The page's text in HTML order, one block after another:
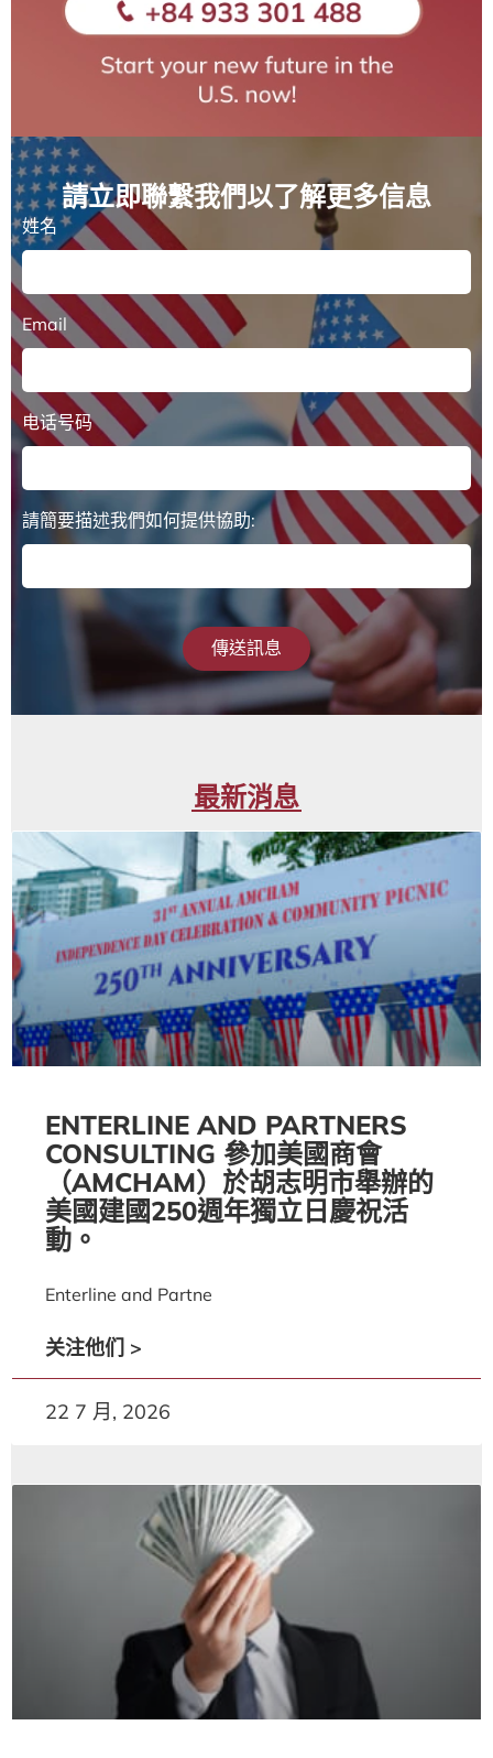
請立即聯繫我們以了解更多信息
姓名
Email
电话号码
請簡要描述我們如何提供協助:
傳送訊息
最新消息
ENTERLINE AND PARTNERS
CONSULTING 參加美國商會
（AMCHAM）於胡志明市舉辦的
美國建國250週年獨立日慶祝活
動。
Enterline and Partne
关注他们 >
22 7 月, 2026